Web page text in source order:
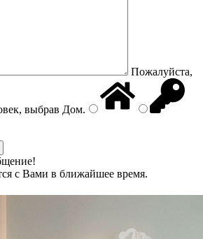
Пожалуйста,
выбрав Дом.
с Вами в ближайшее время.